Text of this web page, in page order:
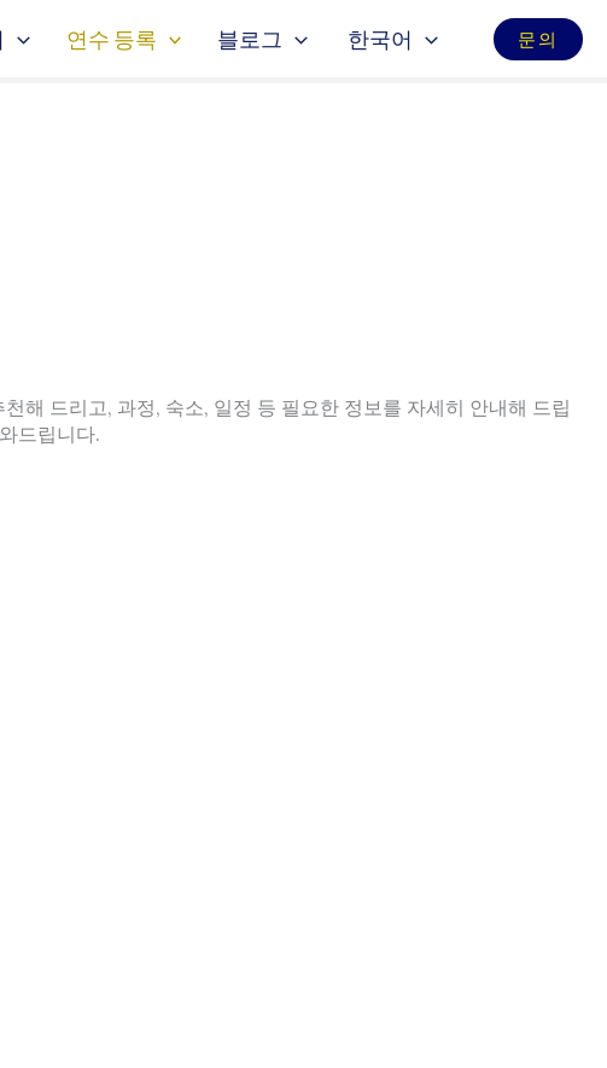
연수 등록 블로그 한국어 문의
해 드리고, 과정, 숙소, 일정 등 필요한 정보를 자세히 안내해 드립
드립니다.